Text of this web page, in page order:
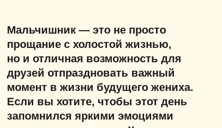
​ул.Краснококшайская, 52
​ул.Меридианная, 1